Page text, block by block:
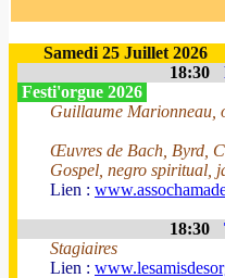
Samedi 25 Juillet 2026
18:30
Festi'orgue 2026
Guillaume Marionneau,
Œuvres de Bach, Byrd,
Gospel, negro spiritual,
Lien :
18:30
Stagiaires
Lien :